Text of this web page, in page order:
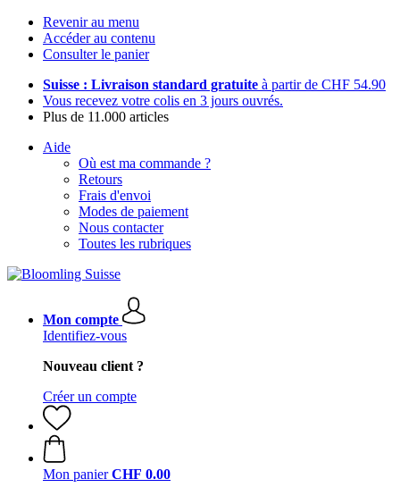
Revenir au menu
Accéder au contenu
Consulter le panier
Suisse : Livraison standard gratuite à partir de CHF 54.90
Vous recevez votre colis en 3 jours ouvrés.
Plus de 11.000 articles
Aide
Où est ma commande ?
Retours
Frais d'envoi
Modes de paiement
Nous contacter
Toutes les rubriques
Mon compte
Identifiez-vous
Nouveau client ?
Créer un compte
Mon panier CHF 0.00